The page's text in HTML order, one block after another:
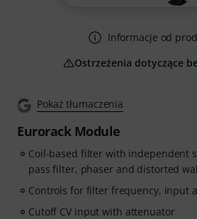
Pokaż tłumaczenia
Eurorack Module
Coil-based filter with independent
pass filter, phaser and distorted
Controls for filter frequency, input
Cutoff CV input with attenuator
Informacje od
Ostrzeżenia dotyczące